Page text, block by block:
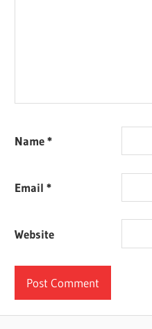
Name*
Email*
Website